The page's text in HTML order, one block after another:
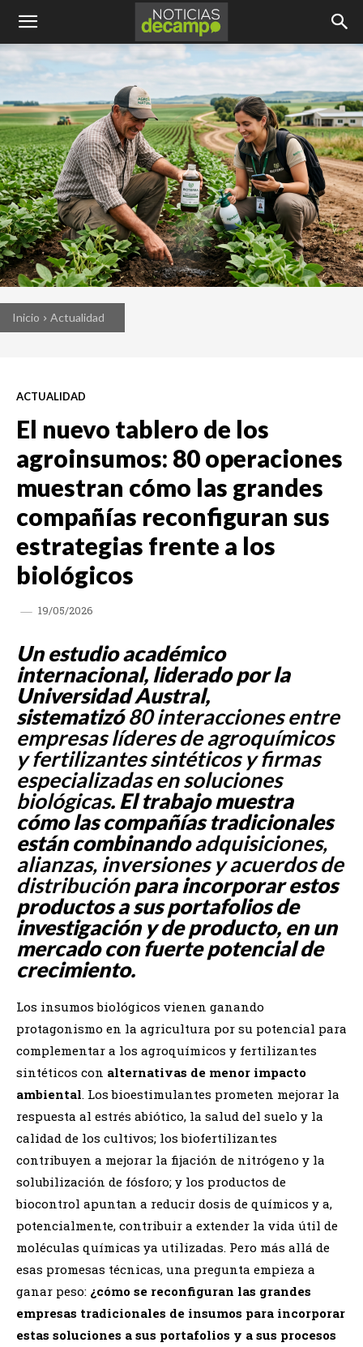
Inicio Actualidad
ACTUALIDAD
El nuevo tablero de los
agroinsumos: 80 operaciones
muestran cómo las grandes
compañías reconfiguran sus
estrategias frente a los
biológicos
19/05/2026
Un estudio académico
internacional, liderado por la
Universidad Austral,
sistematizó80 interacciones entre
empresas líderes de agroquímicos
y fertilizantes sintéticos y firmas
especializadas en soluciones
biológicas. El trabajo muestra
cómo las compañías tradicionales
están combinandoadquisiciones,
alianzas, inversiones y acuerdos de
distribuciónpara incorporar estos
productos a sus portafolios de
investigación y de producto, en un
mercado con fuerte potencial de
crecimiento.
Los insumos biológicos vienen ganando
protagonismo en la agricultura por su potencial para
complementar a los agroquímicos y fertilizantes
sintéticos con alternativas de menor impacto
ambiental. Los bioestimulantes prometen mejorar la
respuesta al estrés abiótico, la salud del suelo y la
calidad de los cultivos; los biofertilizantes
contribuyen a mejorar la fijación de nitrógeno y la
solubilización de fósforo; y los productos de
biocontrol apuntan a reducir dosis de químicos y a,
potencialmente, contribuir a extender la vida útil de
moléculas químicas ya utilizadas. Pero más allá de
esas promesas técnicas, una pregunta empieza a
ganar peso: ¿cómo se reconfiguran las grandes
empresas tradicionales de insumos para incorporar
estas soluciones a sus portafolios y a sus procesos